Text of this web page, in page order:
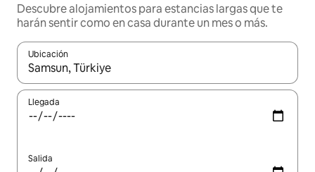
Descubre alojamientos para estancias largas que te
harán sentir como en casa durante un mes o más.
Ubicación
Cuando los resultados estén disponibles, podrás navegar
Llegada
Salida